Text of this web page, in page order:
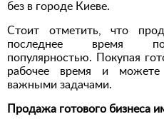
без в городе Киеве.
Стоит отметить, что
последнее время
популярностью. Покупая
рабочее время и можете
важными задачами.
Продажа готового бизнеса